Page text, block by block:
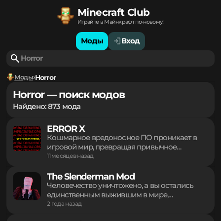
Minecraft Club
Играйте в Майнкрафт по-новому!
Моды Вход
Моды Horror
Horror — поиск модов
Найдено: 873 мода
ERROR X
Кошмарное вредоносное ПО проникает в
игровой мир, превращая привычное
вызывают жутких сущностей, преследующих
игрока в ночное время. Глючные монстры
атакуют мобов, сопровождаясь пугающими
звуками, вспышками и перехватом
The Slenderman Mod
Человечество уничтожено, а вы остались
единственным выжившим в мире,